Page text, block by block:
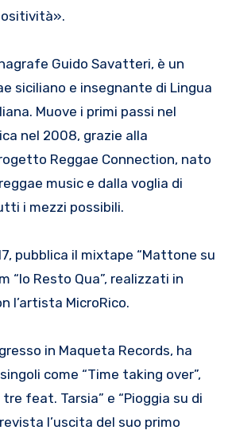
Guido Savatteri, è un
siciliano e insegnante di Lingua
Muove i primi passi nel
nel 2008, grazie alla
Reggae Connection, nato
music e dalla voglia di
i mezzi possibili.
pubblica il mixtape “Mattone su
“Io Resto Qua”, realizzati in
l’artista MicroRico.
in Maqueta Records, ha
come “Time taking over”,
feat. Tarsia” e “Pioggia su di
l’uscita del suo primo